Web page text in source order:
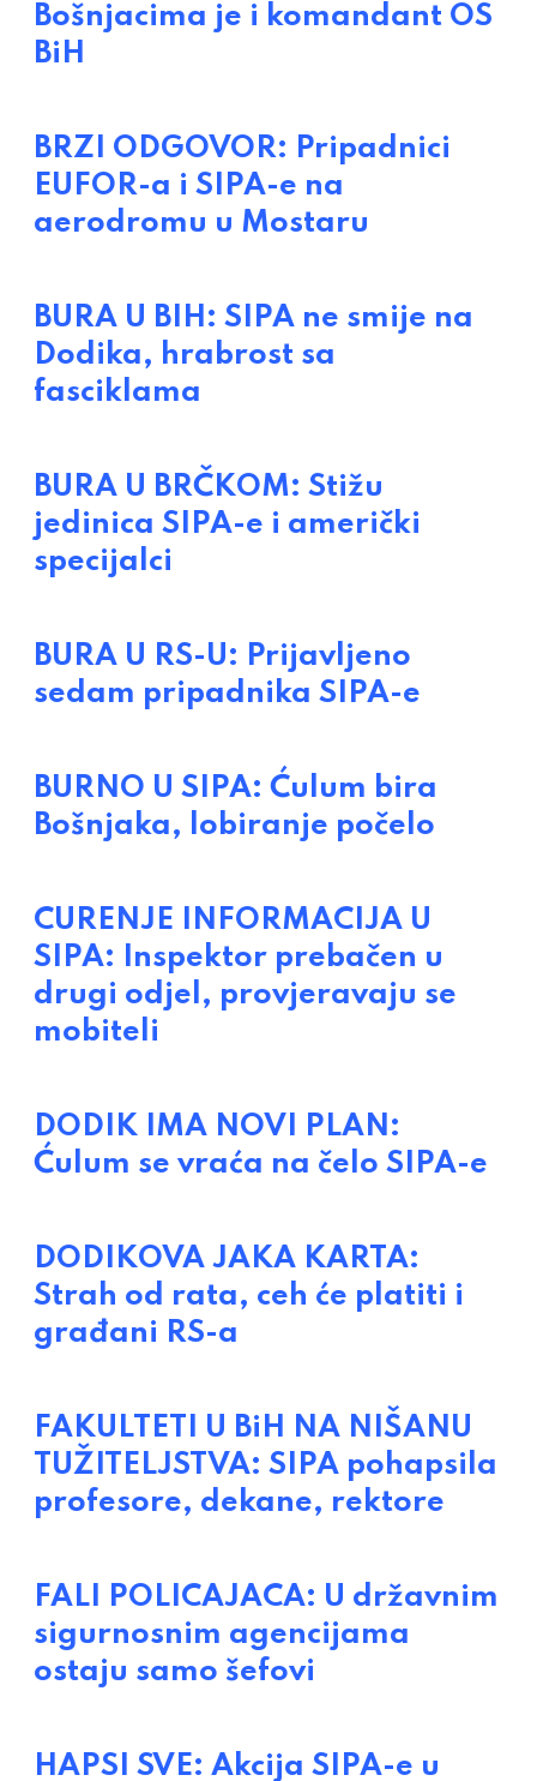
Bošnjacima je i komandant OS
BiH
BRZI ODGOVOR: Pripadnici
EUFOR-a i SIPA-e na
aerodromu u Mostaru
BURA U BIH: SIPA ne smije na
Dodika, hrabrost sa
fasciklama
BURA U BRČKOM: Stižu
jedinica SIPA-e i američki
specijalci
BURA U RS-U: Prijavljeno
sedam pripadnika SIPA-e
BURNO U SIPA: Ćulum bira
Bošnjaka, lobiranje počelo
CURENJE INFORMACIJA U
SIPA: Inspektor prebačen u
drugi odjel, provjeravaju se
mobiteli
DODIK IMA NOVI PLAN:
Ćulum se vraća na čelo SIPA-e
DODIKOVA JAKA KARTA:
Strah od rata, ceh će platiti i
građani RS-a
FAKULTETI U BiH NA NIŠANU
TUŽITELJSTVA: SIPA pohapsila
profesore, dekane, rektore
FALI POLICAJACA: U državnim
sigurnosnim agencijama
ostaju samo šefovi
HAPSI SVE: Akcija SIPA-e u